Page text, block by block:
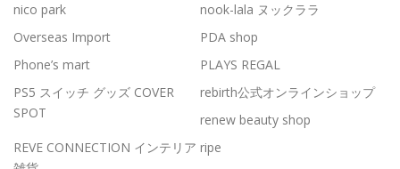
nico park
nook-lala ヌックララ
Overseas Import
PDA shop
Phone’s mart
PLAYS REGAL
PS5 スイッチ グッズ COVER
SPOT
rebirth公式オンラインショップ
renew beauty shop
REVE CONNECTION インテリア ripe